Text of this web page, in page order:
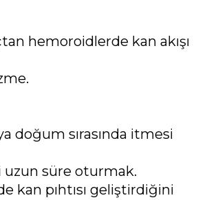
hemoroidlerde kan akışı
doğum sırasında itmesi
uzun süre oturmak.
kan pıhtısı geliştirdiğini